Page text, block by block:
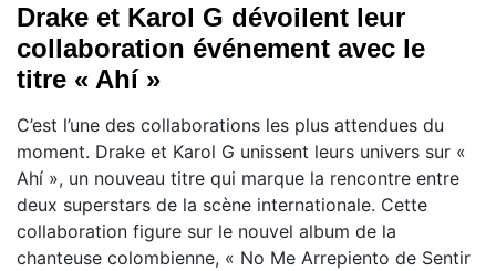
Drake et Karol G dévoilent leur
collaboration événement avec le
titre « Ahí »
C’est l’une des collaborations les plus attendues du
moment. Drake et Karol G unissent leurs univers sur «
Ahí », un nouveau titre qui marque la rencontre entre
deux superstars de la scène internationale. Cette
collaboration figure sur le nouvel album de la
chanteuse colombienne, « No Me Arrepiento de Sentir